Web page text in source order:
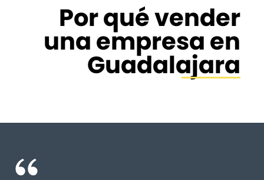
Por qué vender
una empresa en
Guadalajara